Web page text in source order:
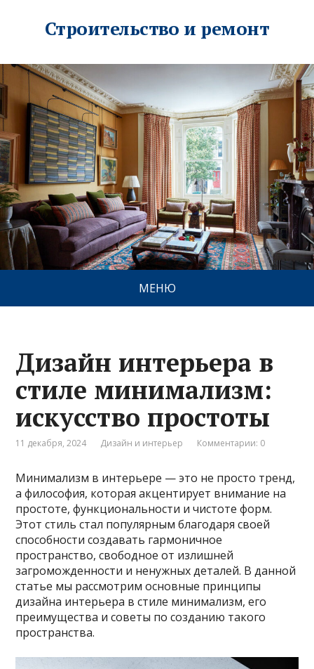
Строительство и ремонт
МЕНЮ
Дизайн интерьера в
стиле минимализм:
искусство простоты
11 декабря, 2024 Дизайн и интерьер Комментарии: 0
Минимализм в интерьере — это не просто тренд,
а философия, которая акцентирует внимание на
простоте, функциональности и чистоте форм.
Этот стиль стал популярным благодаря своей
способности создавать гармоничное
пространство, свободное от излишней
загроможденности и ненужных деталей. В данной
статье мы рассмотрим основные принципы
дизайна интерьера в стиле минимализм, его
преимущества и советы по созданию такого
пространства.